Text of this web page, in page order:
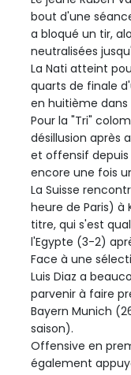
bout d'une
a bloqué un tir,
neutralisées
La Nati atteint
quarts de finale
en huitième dans
Pour la "Tri"
désillusion après
et offensif
encore une fois
La Suisse
heure de Paris) à
titre, qui s'est
l'Egypte (3-2)
Face à une
Luis Diaz a
parvenir à faire
Bayern Munich
saison).
Offensive en
également